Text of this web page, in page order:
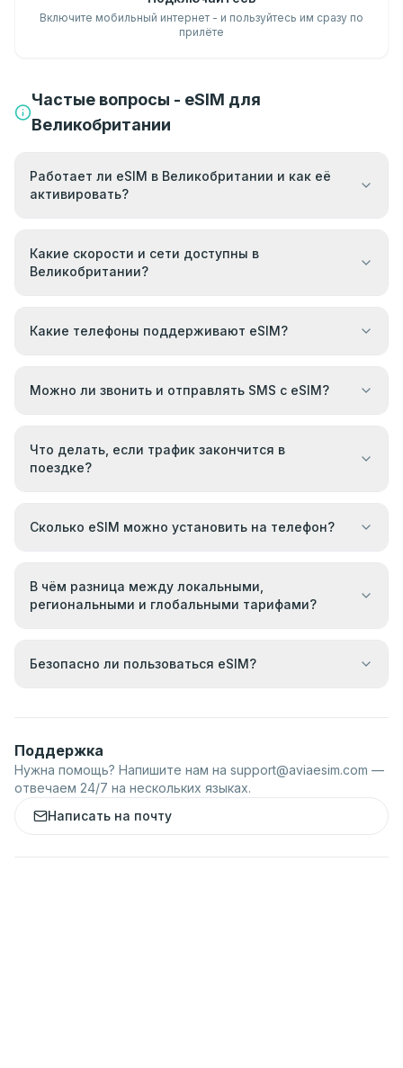
Включите мобильный интернет - и пользуйтесь им сразу по
прилёте
Частые вопросы - eSIM для
Великобритании
Работает ли eSIM в Великобритании и как её
активировать?
Какие скорости и сети доступны в
Великобритании?
Какие телефоны поддерживают eSIM?
Можно ли звонить и отправлять SMS с eSIM?
Что делать, если трафик закончится в
поездке?
Сколько eSIM можно установить на телефон?
В чём разница между локальными,
региональными и глобальными тарифами?
Безопасно ли пользоваться eSIM?
Поддержка
Нужна помощь? Напишите нам на support@aviaesim.com —
отвечаем 24/7 на нескольких языках.
Написать на почту